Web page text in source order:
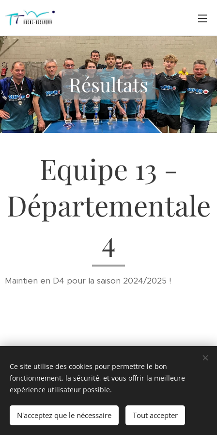
Résultats
Equipe 13 -
Départementale
4
Maintien en D4 pour la saison 2024/2025 !
© 2022Tennis de Table ROCHE BESANCON.
réservés.
Cookies
Ce site utilise des cookies pour permettre le bon
fonctionnement, la sécurité, et vous offrir la meilleure
expérience utilisateur possible.
N'acceptez que le nécessaire Tout accepter